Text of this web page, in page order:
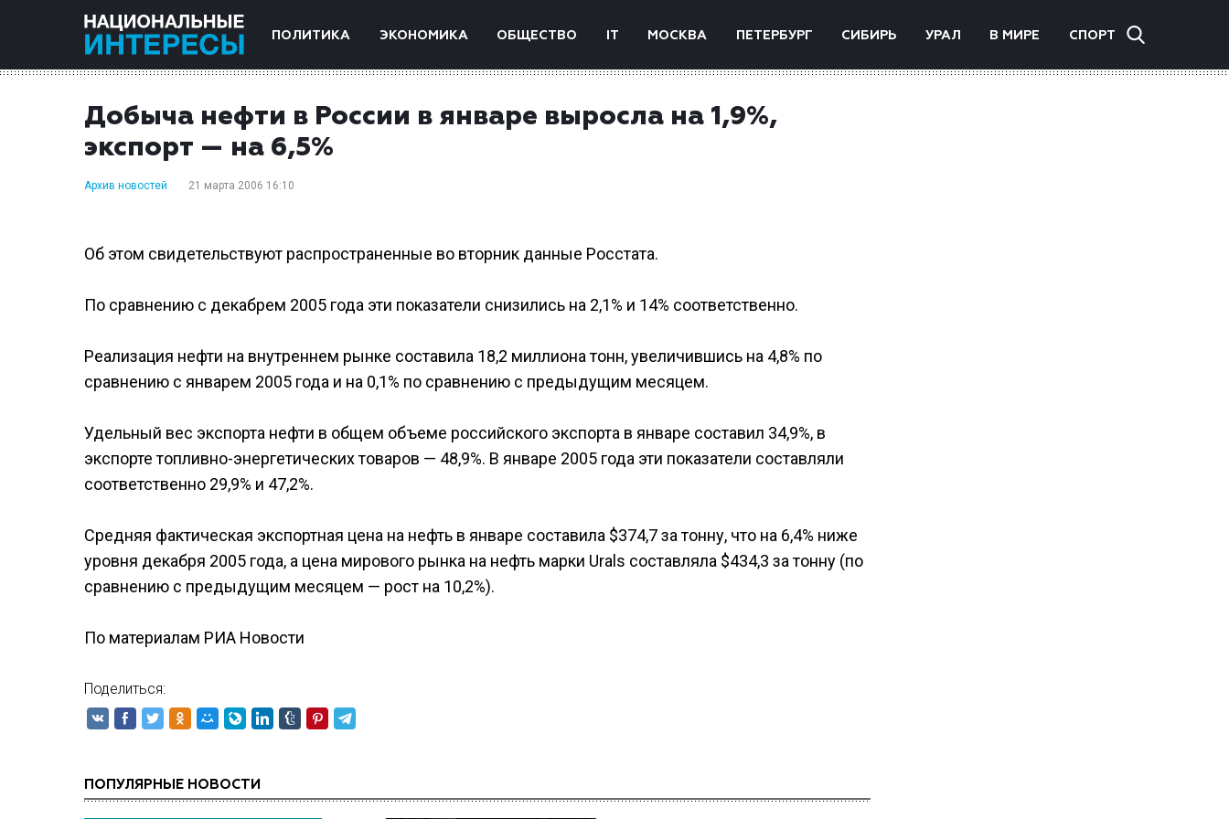
ПОЛИТИКА ЭКОНОМИКА ОБЩЕСТВО IT МОСКВА ПЕТЕРБУРГ СИБИРЬ УРАЛ В МИРЕ СПОРТ
Добыча нефти в России в январе выросла на 1,9%,
экспорт — на 6,5%
Архив новостей 21 марта 2006 16:10
Об этом свидетельствуют распространенные во вторник данные Росстата.
По сравнению с декабрем 2005 года эти показатели снизились на 2,1% и 14% соответственно.
Реализация нефти на внутреннем рынке составила 18,2 миллиона тонн, увеличившись на 4,8% по
сравнению с январем 2005 года и на 0,1% по сравнению с предыдущим месяцем.
Удельный вес экспорта нефти в общем объеме российского экспорта в январе составил 34,9%, в
экспорте топливно-энергетических товаров — 48,9%. В январе 2005 года эти показатели составляли
соответственно 29,9% и 47,2%.
Средняя фактическая экспортная цена на нефть в январе составила $374,7 за тонну, что на 6,4% ниже
уровня декабря 2005 года, а цена мирового рынка на нефть марки Urals составляла $434,3 за тонну (по
сравнению с предыдущим месяцем — рост на 10,2%).
По материалам РИА Новости
Поделиться:
ПОПУЛЯРНЫЕ НОВОСТИ